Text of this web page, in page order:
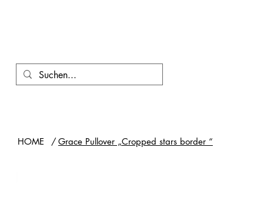
HOME / Grace Pullover „Cropped stars border “